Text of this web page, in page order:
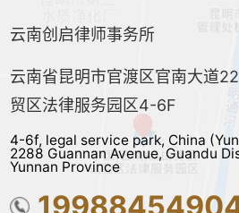
云南创启律师事务所
云南省昆明市官渡区官南大道
贸区法律服务园区4-6F
4-6f, legal service park, China
2288 Guannan Avenue, Guandu
Yunnan Province